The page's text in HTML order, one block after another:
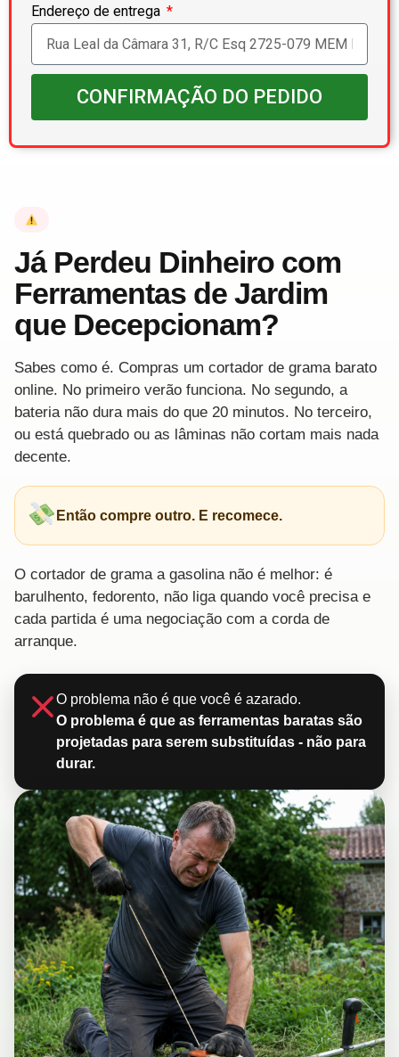
Endereço de entrega
CONFIRMAÇÃO DO PEDIDO
Já Perdeu Dinheiro com
Ferramentas de Jardim
que Decepcionam?
Sabes como é. Compras um cortador de grama barato
online. No primeiro verão funciona. No segundo, a
bateria não dura mais do que 20 minutos. No terceiro,
ou está quebrado ou as lâminas não cortam mais nada
decente.
Então compre outro. E recomece.
O cortador de grama a gasolina não é melhor: é
barulhento, fedorento, não liga quando você precisa e
cada partida é uma negociação com a corda de
arranque.
O problema não é que você é azarado.
O problema é que as ferramentas baratas são
projetadas para serem substituídas - não para
durar.